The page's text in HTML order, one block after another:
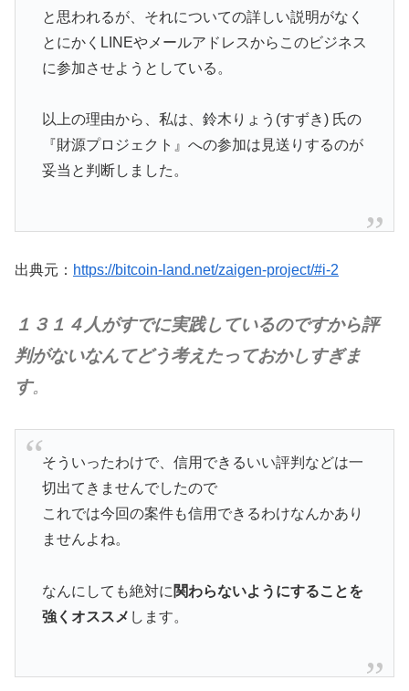
と思われるが、それについての詳しい説明がなく
とにかくLINEやメールアドレスからこのビジネス
に参加させようとしている。
以上の理由から、私は、鈴木りょう(すずき) 氏の
『財源プロジェクト』への参加は見送りするのが
妥当と判断しました。
出典元： https://bitcoin-land.net/zaigen-project/#i-2
１３１４人がすでに実践しているのですから評
判がないなんてどう考えたっておかしすぎま
す。
そういったわけで、信用できるいい評判などは一
切出てきませんでしたので
これでは今回の案件も信用できるわけなんかあり
ませんよね。
なんにしても絶対に 関わらないようにすることを
強くオススメ します。